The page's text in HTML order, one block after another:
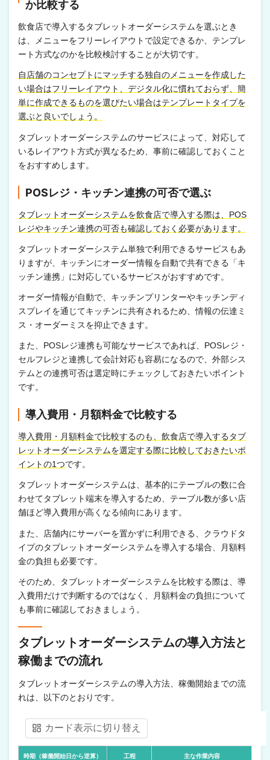
か比較する
飲食店で導入するタブレットオーダーシステムを選ぶとき
は、メニューをフリーレイアウトで設定できるか、テンプレ
ート方式なのかを比較検討することが大切です。
自店舗のコンセプトにマッチする独自のメニューを作成した
い場合はフリーレイアウト、デジタル化に慣れておらず、簡
単に作成できるものを選びたい場合はテンプレートタイプを
選ぶと良いでしょう。
タブレットオーダーシステムのサービスによって、対応して
いるレイアウト方式が異なるため、事前に確認しておくこと
をおすすめします。
POSレジ・キッチン連携の可否で選ぶ
タブレットオーダーシステムを飲食店で導入する際は、POS
レジやキッチン連携の可否も確認しておく必要があります。
タブレットオーダーシステム単独で利用できるサービスもあ
りますが、キッチンにオーダー情報を自動で共有できる「キ
ッチン連携」に対応しているサービスがおすすめです。
オーダー情報が自動で、キッチンプリンターやキッチンディ
スプレイを通じてキッチンに共有されるため、情報の伝達ミ
ス・オーダーミスを抑止できます。
また、POSレジ連携も可能なサービスであれば、POSレジ・
セルフレジと連携して会計対応も容易になるので、外部シス
テムとの連携可否は選定時にチェックしておきたいポイント
です。
導入費用・月額料金で比較する
導入費用・月額料金で比較するのも、飲食店で導入するタブ
レットオーダーシステムを選定する際に比較しておきたいポ
イントの1つです。
タブレットオーダーシステムは、基本的にテーブルの数に合
わせてタブレット端末を導入するため、テーブル数が多い店
舗ほど導入費用が高くなる傾向にあります。
また、店舗内にサーバーを置かずに利用できる、クラウドタ
イプのタブレットオーダーシステムを導入する場合、月額料
金の負担も必要です。
そのため、タブレットオーダーシステムを比較する際は、導
入費用だけで判断するのではなく、月額料金の負担について
も事前に確認しておきましょう。
タブレットオーダーシステムの導入方法と
稼働までの流れ
タブレットオーダーシステムの導入方法、稼働開始までの流
れは、以下のとおりです。
カード表示に切り替え
時期（稼働開始日から逆算） 工程 主な作業内容